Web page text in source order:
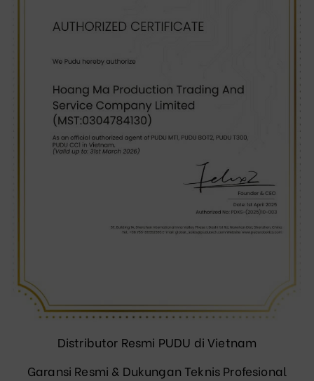
Distributor Resmi PUDU di Vietnam
Garansi Resmi & Dukungan Teknis Profesional